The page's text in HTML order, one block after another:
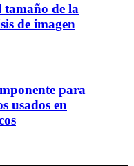
de la
de imagen
para
usados en